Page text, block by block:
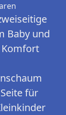
Baby und
Komfort
für